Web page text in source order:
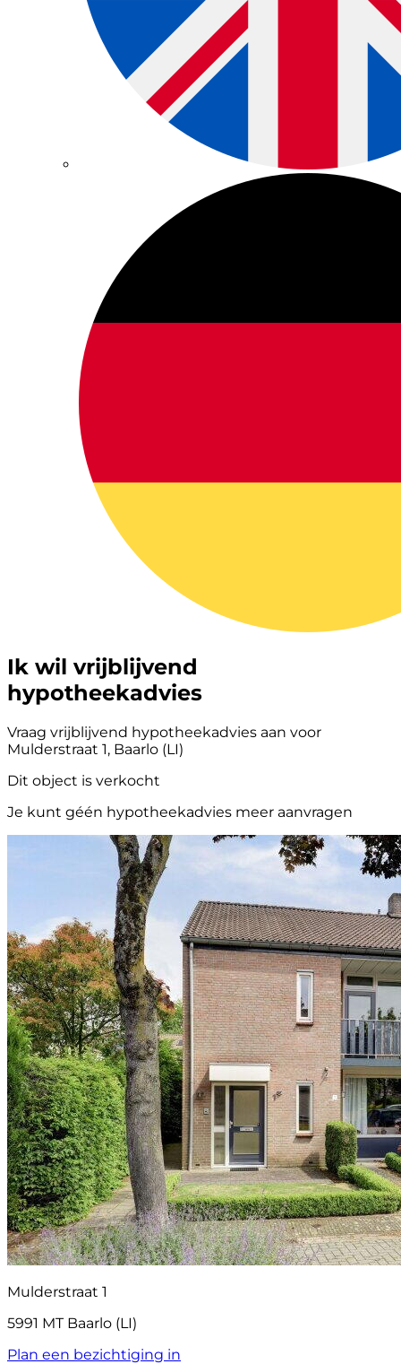
Ik wil vrijblijvend
hypotheekadvies
Vraag vrijblijvend hypotheekadvies aan voor
Mulderstraat 1, Baarlo (LI)
Dit object is verkocht
Je kunt géén hypotheekadvies meer aanvragen
Mulderstraat 1
5991 MT Baarlo (LI)
Plan een bezichtiging in